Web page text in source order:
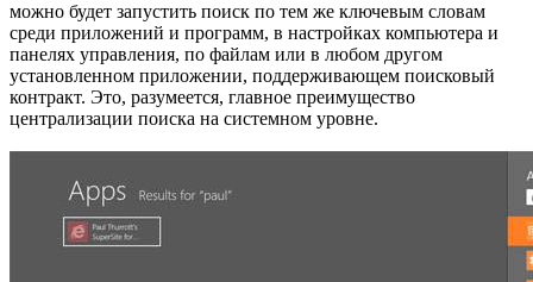
можно будет запустить поиск по тем же ключевым словам
среди приложений и программ, в настройках компьютера и
панелях управления, по файлам или в любом другом
установленном приложении, поддерживающем поисковый
контракт. Это, разумеется, главное преимущество
централизации поиска на системном уровне.